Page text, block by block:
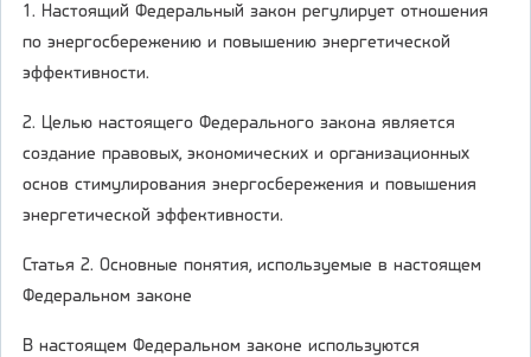
1. Настоящий Федеральный закон регулирует отношения
по энергосбережению и повышению энергетической
эффективности.
2. Целью настоящего Федерального закона является
создание правовых, экономических и организационных
основ стимулирования энергосбережения и повышения
энергетической эффективности.
Статья 2. Основные понятия, используемые в настоящем
Федеральном законе
В настоящем Федеральном законе используются